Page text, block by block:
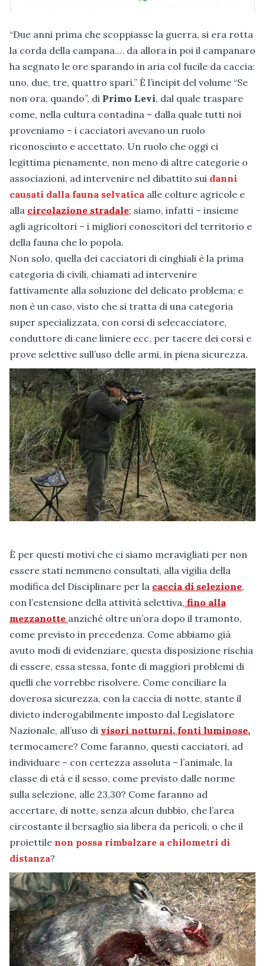
“Due anni prima che scoppiasse la guerra, si era rotta
la corda della campana.… da allora in poi il campanaro
ha segnato le ore sparando in aria col fucile da caccia:
uno, due, tre, quattro spari.” È l’incipit del volume “Se
non ora, quando”, di Primo Levi, dal quale traspare
come, nella cultura contadina – dalla quale tutti noi
proveniamo – i cacciatori avevano un ruolo
riconosciuto e accettato. Un ruolo che oggi ci
legittima pienamente, non meno di altre categorie o
associazioni, ad intervenire nel dibattito sui danni
causati dalla fauna selvatica alle colture agricole e
alla circolazione stradale; siamo, infatti – insieme
agli agricoltori – i migliori conoscitori del territorio e
della fauna che lo popola.
Non solo, quella dei cacciatori di cinghiali è la prima
categoria di civili, chiamati ad intervenire
fattivamente alla soluzione del delicato problema; e
non è un caso, visto che si tratta di una categoria
super specializzata, con corsi di selecacciatore,
conduttore di cane limiere ecc. per tacere dei corsi e
prove selettive sull’uso delle armi, in piena sicurezza.
È per questi motivi che ci siamo meravigliati per non
essere stati nemmeno consultati, alla vigilia della
modifica del Disciplinare per la caccia di selezione,
con l’estensione della attività selettiva,fino alla
mezzanotteanziché oltre un’ora dopo il tramonto,
come previsto in precedenza. Come abbiamo già
avuto modi di evidenziare, questa disposizione rischia
di essere, essa stessa, fonte di maggiori problemi di
quelli che vorrebbe risolvere. Come conciliare la
doverosa sicurezza, con la caccia di notte, stante il
divieto inderogabilmente imposto dal Legislatore
Nazionale, all’uso di visori notturni, fonti luminose,
termocamere? Come faranno, questi cacciatori, ad
individuare – con certezza assoluta – l’animale, la
classe di età e il sesso, come previsto dalle norme
sulla selezione, alle 23,30? Come faranno ad
accertare, di notte, senza alcun dubbio, che l’area
circostante il bersaglio sia libera da pericoli, o che il
proiettile non possa rimbalzare a chilometri di
distanza?